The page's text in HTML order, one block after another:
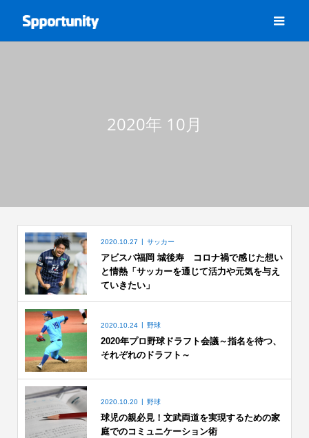
2020年 10月
2020.10.27 サッカー
アビスパ福岡 城後寿 コロナ禍で感じた想い
と情熱「サッカーを通じて活力や元気を与え
ていきたい」
2020.10.24 野球
2020年プロ野球ドラフト会議～指名を待つ、
それぞれのドラフト～
2020.10.20 野球
球児の親必見！文武両道を実現するための家
庭でのコミュニケーション術